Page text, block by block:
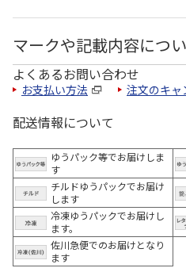
マークや記載内容につ
よくあるお問い合わせ
お支払い方法 注文のキャ
配送情報について
ゆうパック等でお届けしま
す
チルドゆうパックでお届け
します
冷凍ゆうパックでお届けし
ます。
佐川急便でのお届けとなり
ます